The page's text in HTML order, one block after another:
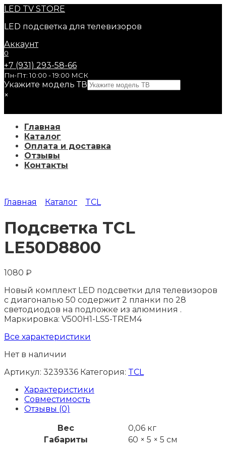
Перейти
содержанию
LED TV STORE
LED подсветка для телевизоров
Аккаунт
0
+7 (931) 293-58-66
Пн-Пт: 10:00 - 19:00 МСК
Укажите модель ТВ
×
Главная
Каталог
Оплата и доставка
Отзывы
Контакты
Главная Каталог TCL
Подсветка TCL
LE50D8800
1080 ₽
Новый комплект LED подсветки для телевизоров
с диагональю 50 содержит 2 планки по 28
светодиодов на подложке из алюминия .
Маркировка: V500H1-LS5-TREM4
Все характеристики
Нет в наличии
Артикул: 3239336 Категория: TCL
Характеристики
Совместимость
Отзывы (0)
Вес
0,06 кг
Габариты
60 × 5 × 5 см